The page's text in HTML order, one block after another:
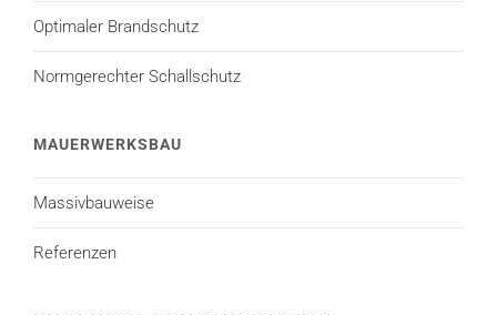
Optimaler Brandschutz
Normgerechter Schallschutz
MAUERWERKSBAU
Massivbauweise
Referenzen